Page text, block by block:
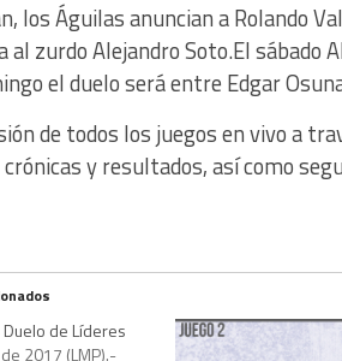
los Águilas anuncian a Rolando
zurdo Alejandro Soto.El sábado
el duelo será entre Edgar
de todos los juegos en vivo a
y resultados, así como
Duelo de Líderes
2017 (LMP).-